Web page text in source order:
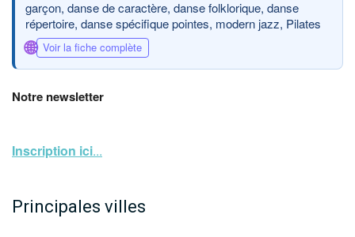
garçon, danse de caractère, danse folklorique, danse
répertoire, danse spécifique pointes, modern jazz, Pilates
🌐 Voir la fiche complète
Notre newsletter
Inscription ici...
Principales villes